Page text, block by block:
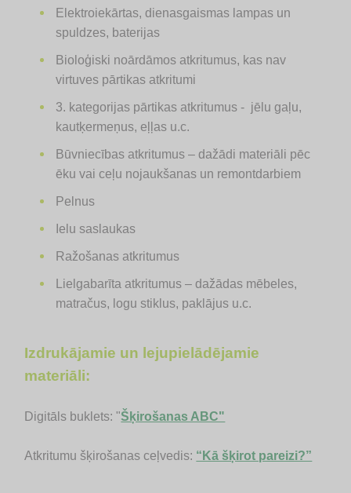
Elektroiekārtas, dienasgaismas lampas un
spuldzes, baterijas
Bioloģiski noārdāmos atkritumus, kas nav
virtuves pārtikas atkritumi
3. kategorijas pārtikas atkritumus - jēlu gaļu,
kautķermeņus, eļļas u.c.
Būvniecības atkritumus – dažādi materiāli pēc
ēku vai ceļu nojaukšanas un remontdarbiem
Pelnus
Ielu saslaukas
Ražošanas atkritumus
Lielgabarīta atkritumus – dažādas mēbeles,
matračus, logu stiklus, paklājus u.c.
Izdrukājamie un lejupielādējamie
materiāli:
Digitāls buklets: "Šķirošanas ABC"
Atkritumu šķirošanas ceļvedis: “Kā šķirot pareizi?”